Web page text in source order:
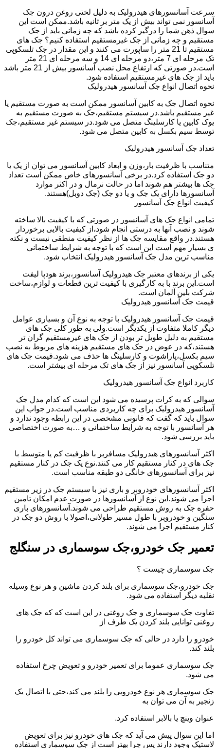
سرعت آسانسورهای هیدرولیک به دلیل لختی روغن درون جک
آسانسور نمی تواند بیش از یک متر بر ثانیه باشد.ممکن است این
سوال ذهن شما را درگیر کرده باشد که چه زمانی باید از جک
مستقیم و چه زمانی از جک غیرمستقیم استفاده کنیم؟ جک های
مستقیم تا 21 متر را ساپورت می کنند و این مقدار در جک تلسکوپی
تک مرحله ای 7 متر،دو مرحله ای 14 و سه مرحله ای 21 متر
است.در صورتی که ارتفاع محل نصب آسانسور بیش از 21 متر باشد
باید از جک های غیرمستقیم استفاده شود.
نحوه اتصال انواع جک آسانسور هیدرولیک
نحوه اتصال جک به کابین آسانسور ممکن است به صورت مستقیم یا
غیر مستقیم باشد.در سیستم مستقیم،جک به صورت مستقیم به
یوک کابین یا کارسلینگ متصل می شود.در سیستم غیر مستقیم،جک
توسط سیم بکسل به کابین متصل می شود.
تعداد جک آسانسور هیدرولیک
متناسب با ظرفیت بار،وزن و ابعاد کابین آسانسور می توان از یک یا
دو جک استفاده کرد.در برخی آسانسورهای خاص ممکن است تعداد
جک ها بیشتر هم شوند اما در حالت نرمال و در اکثر موارد
آسانسورها دارای یک جک و یا دو جک (جک دوبل)هستند.
کیفیت انواع جک آسانسور
تمامی انواع جک های آسانسور در صورتی که با کیفیت بالا ساخته
شوند و نصب آنها به درستی انجام شود،از کیفیت بالایی برخوردار
هستند.در واقع مقایسه جک ها از نظر کیفیت منطقی نیست و نکته
ی بسیار مهم است این است که با توجه به شرایط ساختمانی
مناسب ترین مدل جک آسانسور هیدرولیک انتخاب شود.
یکی از برندهای معتبر جک هیدرولیک آسانسور،برند هودپا لیفت
است.این برند با به کارگیری با کیفیت ترین قطعات و لوازم،ساخت
شرکت بلین آلمان است.
قیمت جک آسانسور هیدرولیک
قیمت جک آسانسور هیدرولیک با توجه به نوع آن و بسیاری عوامل
دیگر کاملا متفاوت از یکدیگر است.ولی به طور کلی جک های
مستقیم به دلیل طویل تر بودن از جک های غیرمستقیم گران تر
هستند،که در عوض در جک های مستقیم هزینه های مربوط به نصب
سیم بکسل،پاراشوت و کارسلینگ ها حذف می شود.قیمت جک های
تلسکوپی آسانسور نیز از جک های تک مرحله ای بیشتر است.
کاربرد انواع جک آسانسور هیدرولیک
سوالی که به کرات پرسیده می شود این است که کدام مدل جک
آسانسور هیدرولیک برای چه کاربردی مناسب است.در جواب این
سوال باید که گفت که قانونی مشخصی در این رابطه وجود ندارد و
هر آسانسور با توجه به شرایط ساختمانی و …به صورت اختصاصی
باید بررسی شود.
اکثر آسانسورهای هیدرولیک مسافربر با ظرفیت کم یا متوسط با
جک های در کنار مستقیم کار می کنند.نوع یک جک در کنار مستقیم
نیز برای آسانسورهای خانگی دو طبقه مناسب است.
اکثر آسانسورهای خودروبر و باری نیز با سیستم جک در زیر مستقیم
اجرا می شوند.این نوع از آسانسورها در صورت عدم امکان تامین
حفره جک به روش مستقیم طراحی می شوند.آسانسورهای باری
سنگین و خودروبر با طول مسیر طولانی،اصولا با روش دو جک در
کنار مستقیم اجرا می شوند.
تعمیر جک خودرو،جک سوسماری در سنگلج
جک سوسماری چیست ؟
جک خودرو،جک سوسماری برای بلند کردن ماشین و هر نوع وسیله
نقلیه دیگر استفاده می شود.
تفاوت جک سوسماری و جک روغنی در این است که که جک های
روغنی توانایی بلند کردن یک طرف از
خودرو را دارد در حالی که جک سوسماری می تواند کل خودرو را
بلند کند.
جک سوسماری عموما برای تعمیر خودرو و تعویض چرخ استفاده
می شود.
جک سوسماری هر نوع خودرویی را بلند می کند،حتی با اتصال یک
زنجیر به آن می توان به
عنوان وینچ یا بالابر استفاده کرد.
اما این سوال پیش می آید که جک های خودرو نیز برای تعویض
لاستیک وجود دارند پس چرا بهتر است از جک سوسماری استفاده